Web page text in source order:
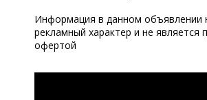
Информация в данном объявлении
рекламный характер и не является
офертой